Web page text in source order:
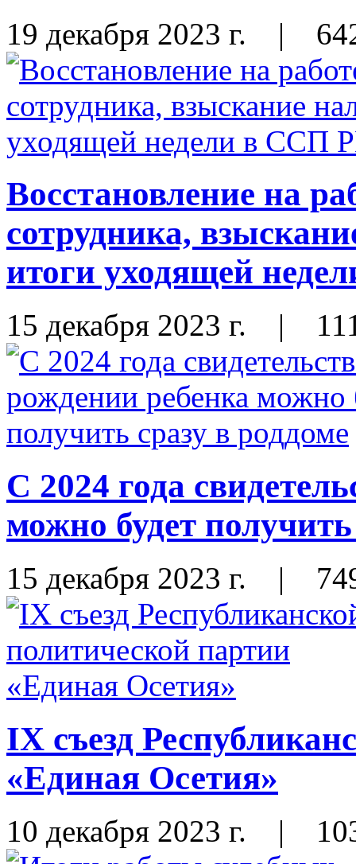
19 декабря 2023 г. |
Восстановление на
сотрудника,
итоги уходящей
15 декабря 2023 г. |
С 2024 года
можно будет
15 декабря 2023 г. |
IX съезд
«Единая Осетия»
10 декабря 2023 г. |